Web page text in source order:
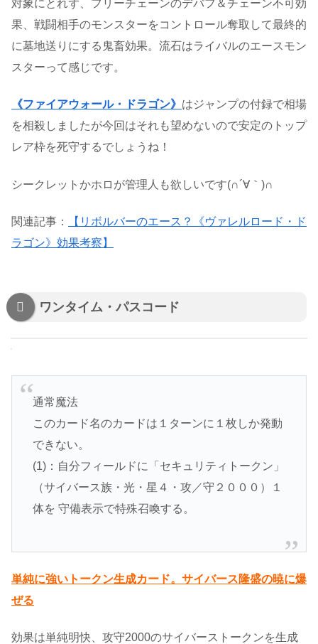
対象にとれず、フリーチェーンのデバフ＆チェーン不可効
果、戦闘相手のモンスターをコントロール奪取して最終的
に墓地送りにする鬼畜効果。流石はライバルのエースモン
スターって感じです。
《ファイアウォール・ドラゴン》 はジャンプの付録で相場
を相殺しましたが今回はそれも望めないので安定のトップ
レア枠を死守するでしょうね！
シークレットかホロが管理人も欲しいです(∩´∀｀)∩
関連記事：
【リボルバーのエース？《ヴァレルロード・ド
ラゴン》効果考察】
ワンタイム・パスコード
通常魔法
このカード名のカードは１ターンに１枚しか発動
できない。
(1)：自分フィールドに「セキュリティトークン」
（サイバース族・光・星４・攻／守２０００）１
体を 守備表示で特殊召喚する。
単純に強いトークン生成カード。サイバース隆盛の暁に爆
ぜる
効果は単純明快、攻守2000のサイバーストークンを生成